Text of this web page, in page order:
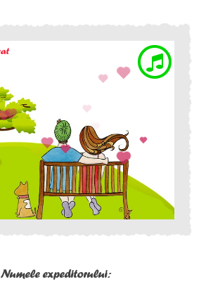
Numele expeditorului: